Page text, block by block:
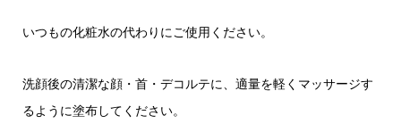
いつもの化粧水の代わりにご使用ください。
洗顔後の清潔な顔・首・デコルテに、適量を軽くマッサージす
るように塗布してください。